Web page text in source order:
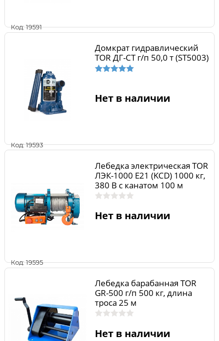
Код: 19591
Код: 19593
Домкрат гидравлический
TOR ДГ-CT г/п 50,0 т (ST5003)
Нет в наличии
Код: 19595
Лебедка электрическая TOR
ЛЭК-1000 E21 (KCD) 1000 кг,
380 В с канатом 100 м
1002133
Нет в наличии
Лебедка барабанная TOR
GR-500 г/п 500 кг, длина
троса 25 м
Нет в наличии